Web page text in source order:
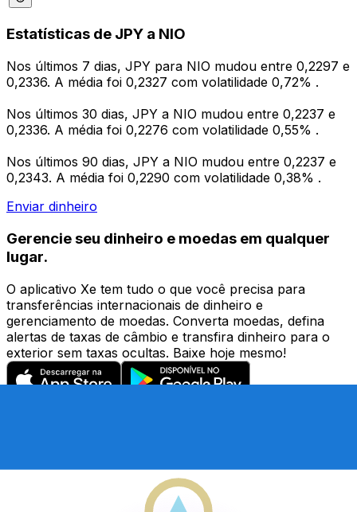
Estatísticas de JPY a NIO
Nos últimos 7 dias, JPY para NIO mudou entre 0,2297 e
0,2336. A média foi 0,2327 com volatilidade 0,72% .
Nos últimos 30 dias, JPY a NIO mudou entre 0,2237 e
0,2336. A média foi 0,2276 com volatilidade 0,55% .
Nos últimos 90 dias, JPY a NIO mudou entre 0,2237 e
0,2343. A média foi 0,2290 com volatilidade 0,38% .
Enviar dinheiro
Gerencie seu dinheiro e moedas em qualquer
lugar.
O aplicativo Xe tem tudo o que você precisa para
transferências internacionais de dinheiro e
gerenciamento de moedas. Converta moedas, defina
alertas de taxas de câmbio e transfira dinheiro para o
exterior sem taxas ocultas. Baixe hoje mesmo!